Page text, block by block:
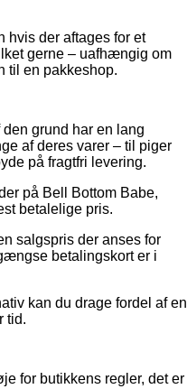
hvis der aftages for et
gerne – uafhængig om
til en pakkeshop.
grund har en lang
af deres varer – til piger
på fragtfri levering.
på Bell Bottom Babe,
betalelige pris.
salgspris der anses for
betalingskort er i
kan du drage fordel af en
tid.
for butikkens regler, det er